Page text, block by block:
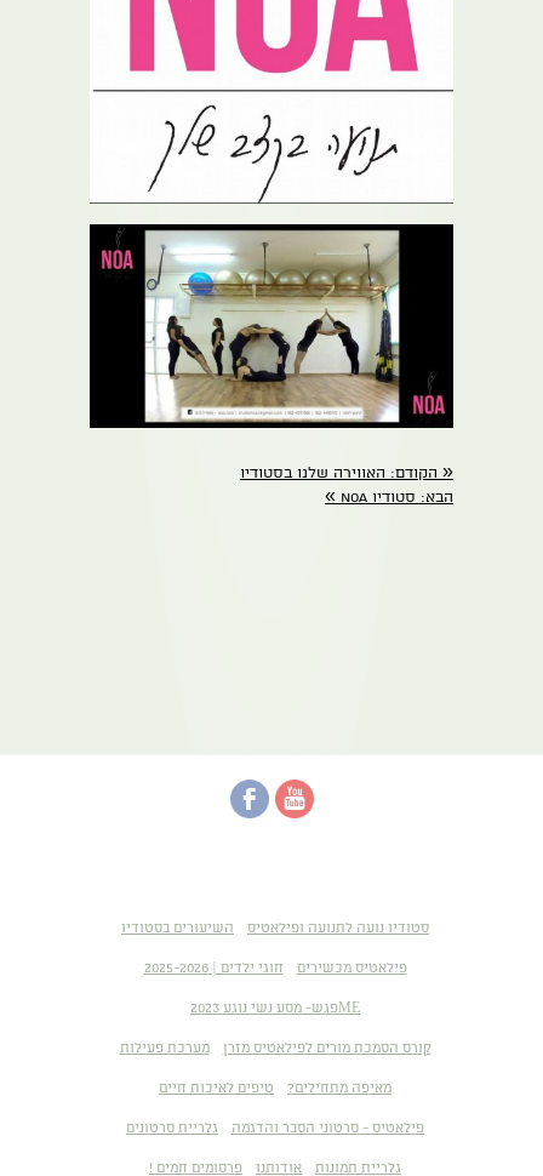
« הקודם: האווירה שלנו בסטודיו
הבא: סטודיו NOA »
סטודיו נועה לתנועה ופילאטיס השיעורים בסטודיו
פילאטיס מכשירים חוגי ילדים | 2025-2026
MEפגש- מסע נשי נוגע 2023
קורס הסמכת מורים לפילאטיס מזרן מערכת פעילות
מאיפה מתחילים? טיפים לאיכות חיים
פילאטיס - סרטוני הסבר והדגמה גלריית סרטונים
גלריית תמונות אודותנו פרסומים חמים !